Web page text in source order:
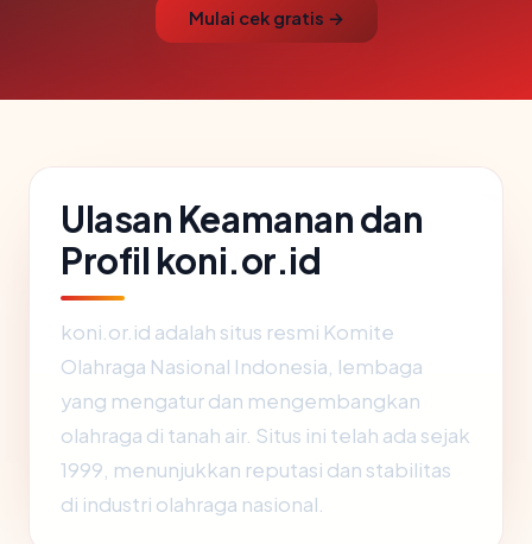
Mulai cek gratis →
Ulasan Keamanan dan
Profil koni.or.id
koni.or.id adalah situs resmi Komite
Olahraga Nasional Indonesia, lembaga
yang mengatur dan mengembangkan
olahraga di tanah air. Situs ini telah ada sejak
1999, menunjukkan reputasi dan stabilitas
di industri olahraga nasional.